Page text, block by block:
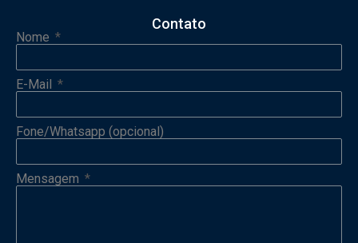
Contato
Nome
E-Mail
Fone/Whatsapp (opcional)
Mensagem